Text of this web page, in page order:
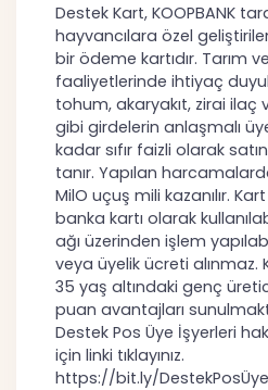
Destek Kart, KOOPBANK
hayvancılara özel
bir ödeme kartıdır. Tarım
faaliyetlerinde ihtiyaç
tohum, akaryakıt, zirai ilaç
gibi girdelerin anlaşmalı
kadar sıfır faizli olarak
tanır. Yapılan
MilO uçuş mili kazanılır.
banka kartı olarak
ağı üzerinden işlem
veya üyelik ücreti alınmaz.
35 yaş altındaki genç
puan avantajları
Destek Pos Üye İşyerleri
için linki tıklayınız.
https://bit.ly/